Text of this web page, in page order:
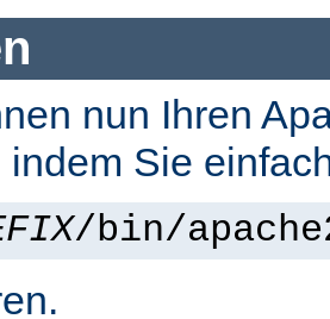
nun Ihren
indem Sie
/bin/